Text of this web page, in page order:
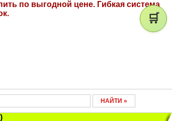
по выгодной цене. Гибкая система
🛒